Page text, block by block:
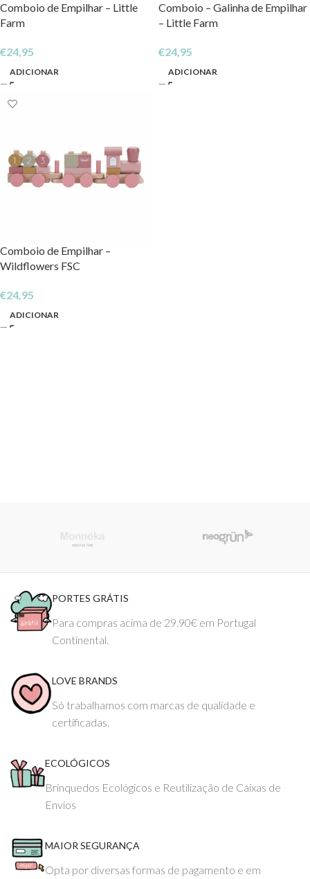
Comboio de Empilhar – Little
Farm
€24,95
ADICIONAR
Comboio – Galinha de Empilhar
– Little Farm
€24,95
ADICIONAR
Comboio de Empilhar –
Wildflowers FSC
€24,95
ADICIONAR
PORTES GRÁTIS
Para compras acima de 29.90€ em Portugal
Continental.
LOVE BRANDS
Só trabalhamos com marcas de qualidade e
certificadas.
ECOLÓGICOS
Brinquedos Ecológicos e Reutilização de Caixas de
Envios
MAIOR SEGURANÇA
Opta por diversas formas de pagamento e em